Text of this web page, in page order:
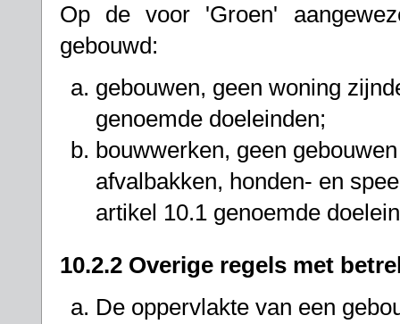
Op de voor 'Groen'
gebouwd:
gebouwen, geen woning
genoemde doeleinden;
bouwwerken, geen
afvalbakken, honden- en
artikel 10.1 genoemde
10.2.2 Overige regels met
De oppervlakte van een